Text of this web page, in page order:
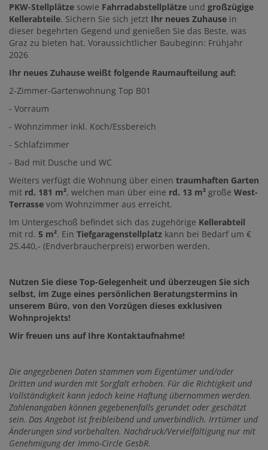
PKW-Stellplätze sowie Fahrradabstellplätze und großzügige
Kellerabteile. Sichern Sie sich jetzt Ihr neues Zuhause in
dieser begehrten Gegend und genießen Sie das Beste, was
Graz zu bieten hat. Voraussichtlicher Baubeginn: Frühjahr
2026
Ihr neues Zuhause weißt folgende Raumaufteilung auf:
2-Zimmer-Gartenwohnung Top B01
- Vorraum
- Wohnzimmer inkl. Koch/Essbereich
- Schlafzimmer
- Bad mit Dusche und WC
Weiters verfügt die Wohnung über einen traumhaften Garten
mit rd. 181 m², welchen man über eine rd. 13 m² große West-
Terrasse vom Wohnzimmer aus erreicht.
Im Untergeschoß befindet sich das zugehörige Kellerabteil
mit rd. 5 m². Ein Tiefgaragenstellplatz kann bei Bedarf um €
25.440,- (Endverbraucherpreis) erworben werden.
Nutzen Sie diese Top-Gelegenheit und überzeugen Sie sich
selbst, im Zuge eines persönlichen Beratungstermins in
unserem Büro, von den Vorzügen dieses exklusiven
Wohnprojekts!
Wir freuen uns auf Ihre Kontaktaufnahme!
Die angegebenen Daten stammen vom Eigentümer und/oder
Dritten und wurden mit Sorgfalt erhoben. Für die Richtigkeit und
Vollständigkeit kann jedoch keine Haftung übernommen werden.
Zahlenangaben können gegebenenfalls gerundet oder geschätzt
sein. Das Angebot ist freibleibend und unverbindlich. Irrtümer und
Änderungen sind vorbehalten. Nachdruck/Vervielfältigung nur mit
Genehmigung der Immo-Circle GesbR.